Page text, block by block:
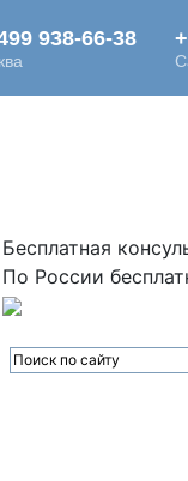
Бесплатная
По России